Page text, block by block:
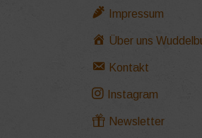
Impressum
Über uns
Kontakt
Instagram
Newsletter